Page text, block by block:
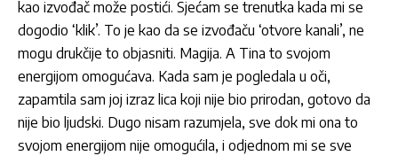
kao izvođač može postići. Sjećam se trenutka kada mi se
dogodio ‘klik’. To je kao da se izvođaču ‘otvore kanali’, ne
mogu drukčije to objasniti. Magija. A Tina to svojom
energijom omogućava. Kada sam je pogledala u oči,
zapamtila sam joj izraz lica koji nije bio prirodan, gotovo da
nije bio ljudski. Dugo nisam razumjela, sve dok mi ona to
svojom energijom nije omogućila, i odjednom mi se sve